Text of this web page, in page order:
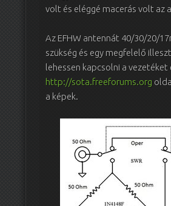
volt és eléggé macerás volt az
Az EFHW antennát 40/30/20/
szükség és egy megfelelő
lehessen kapcsolni a
http://sota.freeforums.org
a képek.